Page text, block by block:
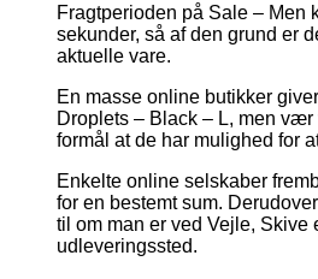
Fragtperioden på Sale – Men
sekunder, så af den grund er
aktuelle vare.
En masse online butikker
Droplets – Black – L, men
formål at de har mulighed for
Enkelte online selskaber
for en bestemt sum.
til om man er ved Vejle,
udleveringssted.